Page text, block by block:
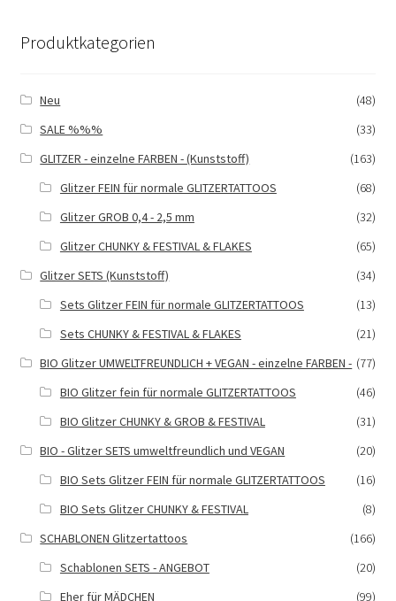
Produktkategorien
Neu
(48)
SALE %%%
(33)
GLITZER - einzelne FARBEN - (Kunststoff)
(163)
Glitzer FEIN für normale GLITZERTATTOOS
(68)
Glitzer GROB 0,4 - 2,5 mm
(32)
Glitzer CHUNKY & FESTIVAL & FLAKES
(65)
Glitzer SETS (Kunststoff)
(34)
Sets Glitzer FEIN für normale GLITZERTATTOOS
(13)
Sets CHUNKY & FESTIVAL & FLAKES
(21)
BIO Glitzer UMWELTFREUNDLICH + VEGAN - einzelne FARBEN - (77)
BIO Glitzer fein für normale GLITZERTATTOOS
(46)
BIO Glitzer CHUNKY & GROB & FESTIVAL
(31)
BIO - Glitzer SETS umweltfreundlich und VEGAN
(20)
BIO Sets Glitzer FEIN für normale GLITZERTATTOOS
(16)
BIO Sets Glitzer CHUNKY & FESTIVAL
(8)
SCHABLONEN Glitzertattoos
(166)
Schablonen SETS - ANGEBOT
(20)
Eher für MÄDCHEN
(99)